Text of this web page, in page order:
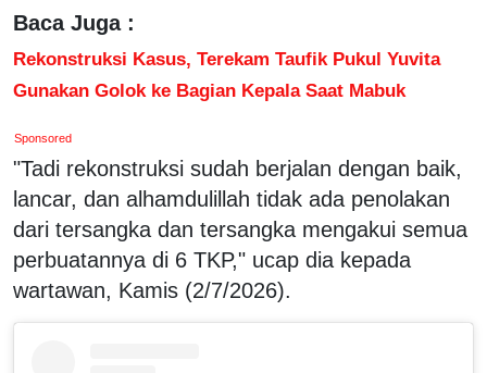
Baca Juga :
Rekonstruksi Kasus, Terekam Taufik Pukul Yuvita
Gunakan Golok ke Bagian Kepala Saat Mabuk
Sponsored
"Tadi rekonstruksi sudah berjalan dengan baik,
lancar, dan alhamdulillah tidak ada penolakan
dari tersangka dan tersangka mengakui semua
perbuatannya di 6 TKP," ucap dia kepada
wartawan, Kamis (2/7/2026).